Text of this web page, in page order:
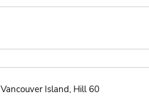
Vancouver Island, Hill 60